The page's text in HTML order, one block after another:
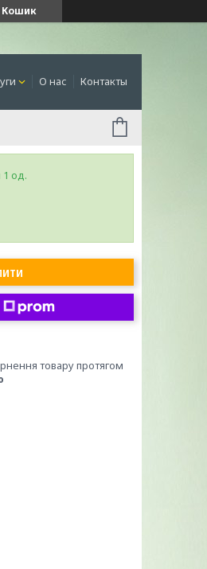
Кошик
О нас Контакты
1 од.
товару протягом